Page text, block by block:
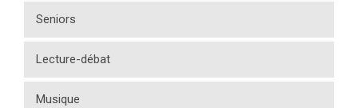
Seniors
Lecture-débat
Musique